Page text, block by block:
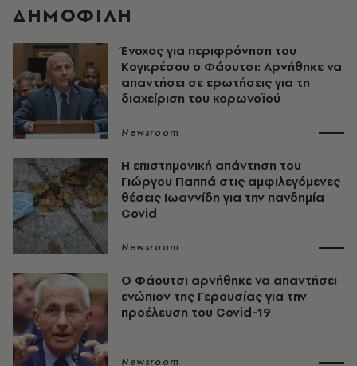
ΔΗΜΟΦΙΛΗ
Ένοχος για περιφρόνηση του
Κογκρέσου ο Φάουτσι: Αρνήθηκε να
απαντήσει σε ερωτήσεις για τη
διαχείριση του κορωνοϊού
Newsroom
Η επιστημονική απάντηση του
Γιώργου Παππά στις αμφιλεγόμενες
θέσεις Ιωαννίδη για την πανδημία
Covid
Newsroom
Ο Φάουτσι αρνήθηκε να απαντήσει
ενώπιον της Γερουσίας για την
προέλευση του Covid-19
Newsroom